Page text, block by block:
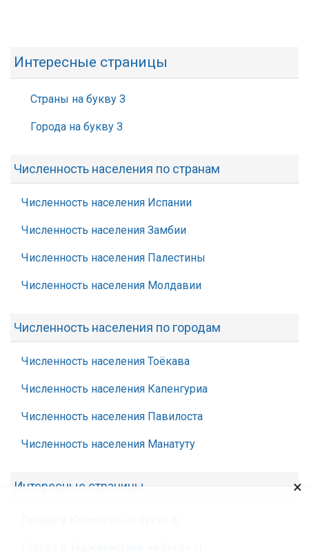
Интересные страницы
Страны на букву З
Города на букву З
Численность населения по странам
Численность населения Испании
Численность населения Замбии
Численность населения Палестины
Численность населения Молдавии
Численность населения по городам
Численность населения Тоёкава
Численность населения Капенгуриа
Численность населения Павилоста
Численность населения Манатуту
Интересные страницы ×